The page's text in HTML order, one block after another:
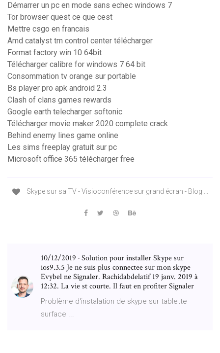
Démarrer un pc en mode sans echec windows 7
Tor browser quest ce que cest
Mettre csgo en francais
Amd catalyst tm control center télécharger
Format factory win 10 64bit
Télécharger calibre for windows 7 64 bit
Consommation tv orange sur portable
Bs player pro apk android 2.3
Clash of clans games rewards
Google earth telecharger softonic
Télécharger movie maker 2020 complete crack
Behind enemy lines game online
Les sims freeplay gratuit sur pc
Microsoft office 365 télécharger free
Skype sur sa TV - Visioconférence sur grand écran - Blog ...
10/12/2019 · Solution pour installer Skype sur
ios9.3.5 Je ne suis plus connectee sur mon skype
Evybel ne Signaler. Rachidabdelatif 19 janv. 2019 à
12:32. La vie st courte. Il faut en profiter Signaler
Problème d'instalation de skype sur tablette
surface ...